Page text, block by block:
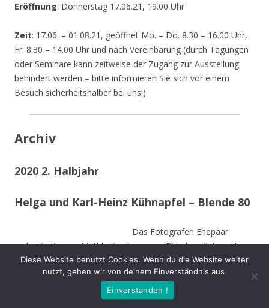
Eröffnung: Donnerstag 17.06.21, 19.00 Uhr
Zeit: 17.06. – 01.08.21, geöffnet Mo. – Do. 8.30 – 16.00 Uhr,
Fr. 8.30 – 14.00 Uhr und nach Vereinbarung (durch Tagungen
oder Seminare kann zeitweise der Zugang zur Ausstellung
behindert werden – bitte informieren Sie sich vor einem
Besuch sicherheitshalber bei uns!)
Archiv
2020 2. Halbjahr
Helga und Karl-Heinz Kühnapfel – Blende 80
Das Fotografen Ehepaar
wohnt in Kamen-Methler in einem von Efeu begrüntem Haus
umgeben von einem naturnahen Garten mit Teich, kleinen
naturnahen Wiesen, Obstbäumen und weiteren hohen
Bäumen. Die Stämme der von Stürmen gefällten Bäume sind
Diese Website benutzt Cookies. Wenn du die Website weiter
nutzt, gehen wir von deinem Einverständnis aus.
Einverstanden !